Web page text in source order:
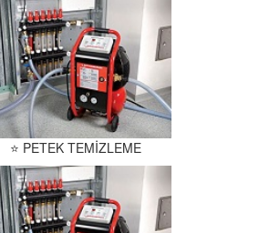
⭐ PETEK TEMİZLEME